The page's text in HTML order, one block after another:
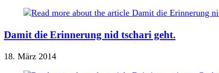
Damit die Erinnerung nid tschari geht.
18. März 2014